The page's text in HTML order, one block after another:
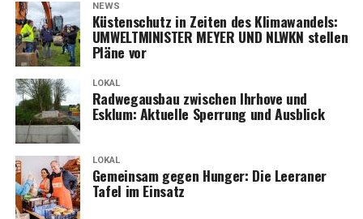
NEWS
Küs­ten­schutz in Zei­ten des Kli­ma­wan­dels:
UMWELTMINISTER MEYER UND NLWKN stel­len
Plä­ne vor
LOKAL
Rad­weg­aus­bau zwi­schen Ihr­ho­ve und
Esklum: Aktu­el­le Sper­rung und Ausblick
LOKAL
Gemein­sam gegen Hun­ger: Die Leera­ner
Tafel im Einsatz